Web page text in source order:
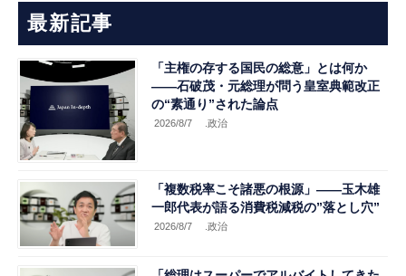
最新記事
「主権の存する国民の総意」とは何か
――石破茂・元総理が問う皇室典範改正
の“素通り”された論点
2026/8/7 .政治
「複数税率こそ諸悪の根源」――玉木雄
一郎代表が語る消費税減税の”落とし穴”
2026/8/7 .政治